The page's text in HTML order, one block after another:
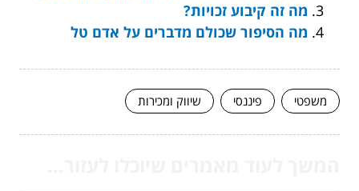
מה זה קיבוע זכויות?
מה הסיפור שכולם מדברים על אדם טל
משפטי פיננסי שיווק ומכירות